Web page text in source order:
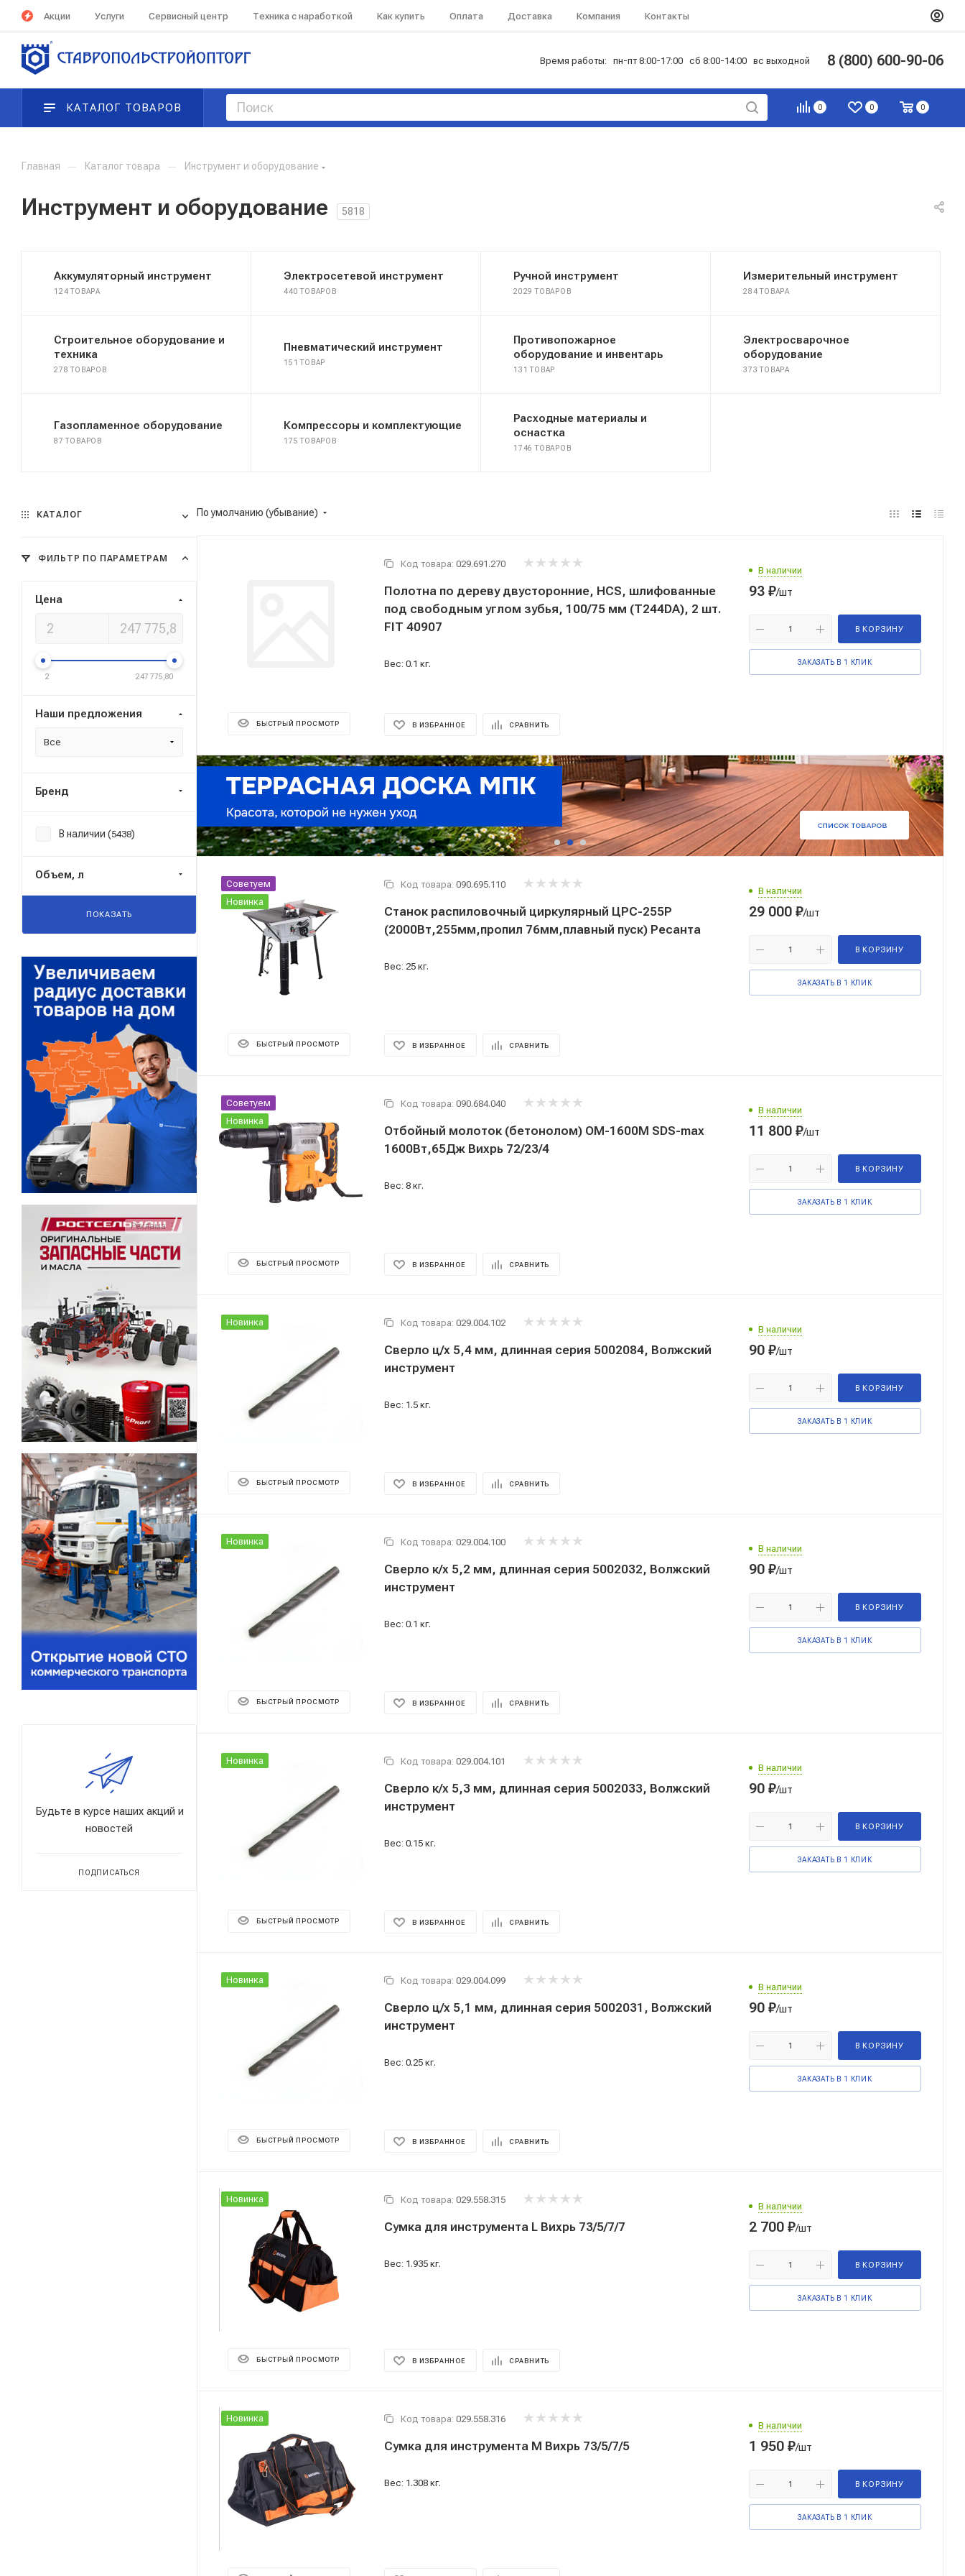
Акции Услуги Сервисный центр Техника с наработкой Как купить Оплата Доставка Компания Контакты
Время работы: пн-пт 8:00-17:00 сб 8:00-14:00 вс выходной 8 (800) 600-90-06
0 0 0
КАТАЛОГ ТОВАРОВ
Главная — Каталог товара — Инструмент и оборудование
Инструмент и оборудование 5818
Аккумуляторный инструмент
124 ТОВАРА
Электросетевой инструмент
440 ТОВАРОВ
Ручной инструмент
2029 ТОВАРОВ
Измерительный инструмент
284 ТОВАРА
Строительное оборудование и
техника
278 ТОВАРОВ
Пневматический инструмент
151 ТОВАР
Противопожарное
оборудование и инвентарь
131 ТОВАР
Электросварочное
оборудование
373 ТОВАРА
Газопламенное оборудование
87 ТОВАРОВ
Компрессоры и комплектующие
175 ТОВАРОВ
Расходные материалы и
оснастка
1746 ТОВАРОВ
По умолчанию (убывание)
БЫСТРЫЙ ПРОСМОТР
Код товара: 029.691.270
Полотна по дереву двусторонние, HCS, шлифованные
под свободным углом зубья, 100/75 мм (T244DA), 2 шт.
FIT 40907
Вес: 0.1 кг.
В ИЗБРАННОЕ СРАВНИТЬ
В наличии
93 ₽/шт
В КОРЗИНУ
ЗАКАЗАТЬ В 1 КЛИК
Советуем
Новинка
БЫСТРЫЙ ПРОСМОТР
Код товара: 090.695.110
Станок распиловочный циркулярный ЦРС-255Р
(2000Вт,255мм,пропил 76мм,плавный пуск) Ресанта
Вес: 25 кг.
В ИЗБРАННОЕ СРАВНИТЬ
В наличии
29 000 ₽/шт
В КОРЗИНУ
ЗАКАЗАТЬ В 1 КЛИК
Советуем
Новинка
БЫСТРЫЙ ПРОСМОТР
Код товара: 090.684.040
Отбойный молоток (бетонолом) ОМ-1600М SDS-max
1600Вт,65Дж Вихрь 72/23/4
Вес: 8 кг.
В ИЗБРАННОЕ СРАВНИТЬ
В наличии
11 800 ₽/шт
В КОРЗИНУ
ЗАКАЗАТЬ В 1 КЛИК
Новинка
БЫСТРЫЙ ПРОСМОТР
Код товара: 029.004.102
Сверло ц/х 5,4 мм, длинная серия 5002084, Волжский
инструмент
Вес: 1.5 кг.
В ИЗБРАННОЕ СРАВНИТЬ
В наличии
90 ₽/шт
В КОРЗИНУ
ЗАКАЗАТЬ В 1 КЛИК
Новинка
БЫСТРЫЙ ПРОСМОТР
Код товара: 029.004.100
Сверло к/х 5,2 мм, длинная серия 5002032, Волжский
инструмент
Вес: 0.1 кг.
В ИЗБРАННОЕ СРАВНИТЬ
В наличии
90 ₽/шт
В КОРЗИНУ
ЗАКАЗАТЬ В 1 КЛИК
Новинка
БЫСТРЫЙ ПРОСМОТР
Код товара: 029.004.101
Сверло к/х 5,3 мм, длинная серия 5002033, Волжский
инструмент
Вес: 0.15 кг.
В ИЗБРАННОЕ СРАВНИТЬ
В наличии
90 ₽/шт
В КОРЗИНУ
ЗАКАЗАТЬ В 1 КЛИК
Новинка
БЫСТРЫЙ ПРОСМОТР
Код товара: 029.004.099
Сверло ц/х 5,1 мм, длинная серия 5002031, Волжский
инструмент
Вес: 0.25 кг.
В ИЗБРАННОЕ СРАВНИТЬ
В наличии
90 ₽/шт
В КОРЗИНУ
ЗАКАЗАТЬ В 1 КЛИК
Новинка
БЫСТРЫЙ ПРОСМОТР
Код товара: 029.558.315
Сумка для инструмента L Вихрь 73/5/7/7
Вес: 1.935 кг.
В ИЗБРАННОЕ СРАВНИТЬ
В наличии
2 700 ₽/шт
В КОРЗИНУ
ЗАКАЗАТЬ В 1 КЛИК
Новинка Код товара: 029.558.316
Сумка для инструмента M Вихрь 73/5/7/5
Вес: 1.308 кг.
В наличии
1 950 ₽/шт
В КОРЗИНУ
ЗАКАЗАТЬ В 1 КЛИК
КАТАЛОГ
ФИЛЬТР ПО ПАРАМЕТРАМ
Цена
2 247 775,80
Наши предложения
Все
Бренд
В наличии (5438)
Объем, л
ПОКАЗАТЬ
Реклама ⋮
Будьте в курсе наших акций и
новостей
ПОДПИСАТЬСЯ